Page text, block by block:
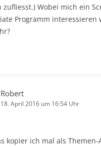
zufliesst.) Wobei mich ein
Programm interessieren
Robert
18. April 2016 um 16:54 Uhr
kopier ich mal als